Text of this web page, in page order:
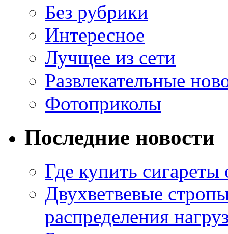
Без рубрики
Интересное
Лучщее из сети
Развлекательные
Фотоприколы
Последние новости
Где купить
Двухветвевые
распределения